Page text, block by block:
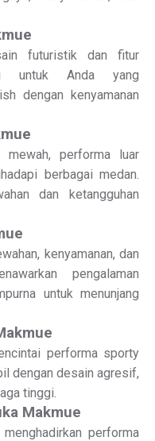
futuristik dan fitur
untuk Anda yang
dengan kenyamanan
mewah, performa luar
berbagai medan.
dan ketangguhan
kenyamanan, dan
pengalaman
untuk menunjang
performa sporty
dengan desain agresif,
tinggi.
Makmue
performa